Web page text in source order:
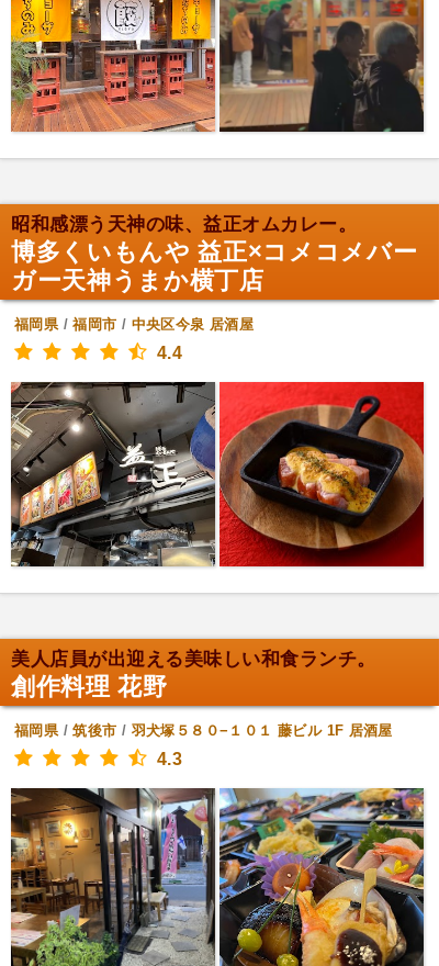
昭和感漂う天神の味、益正オムカレー。
博多くいもんや 益正×コメコメバー
ガー天神うまか横丁店
福岡県/福岡市 / 中央区今泉 居酒屋
4.4
美人店員が出迎える美味しい和食ランチ。
創作料理 花野
福岡県/筑後市 / 羽犬塚５８０−１０１ 藤ビル 1F 居酒屋
4.3